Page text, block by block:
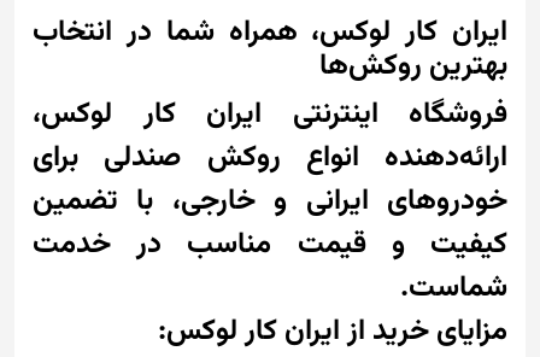
ایران کار لوکس، همراه شما در انتخاب
بهترین روکش‌ها
فروشگاه اینترنتی ایران کار لوکس،
ارائه‌دهنده انواع روکش صندلی برای
خودروهای ایرانی و خارجی، با تضمین
کیفیت و قیمت مناسب در خدمت
شماست.
مزایای خرید از ایران کار لوکس: